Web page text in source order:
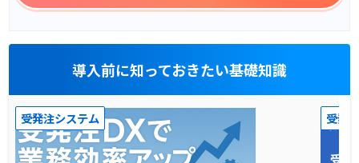
導入前に知っておきたい基礎知識
受発注システム 受発